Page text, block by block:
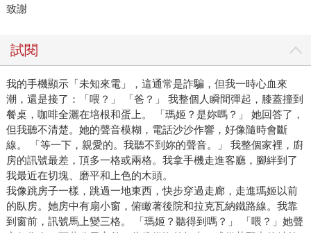
致謝
試閱
我的手機顯示「未知來電」，這通常是詐騙，但我一時心血來
潮，還是接了：「喂？」 「爸？」 我整個人瞬間彈起，膝蓋撞到
餐桌，咖啡全灑在培根和蛋上。 「瑪姬？是妳嗎？」 她回答了，
但我聽不清楚。她的聲音模糊，電話沙沙作響，好像隨時會斷
線。 「等一下，親愛的。我聽不到妳的聲音。」 我整個家裡，廚
房的訊號最差，頂多一格或兩格。我拿手機走進客廳，腳絆到了
我最近在切塊、磨平和上色的木頭。
我像跳房子一樣，跳過一地東西，快步穿過走廊，走進瑪姬以前
的臥房。她房中有扇小窗，俯瞰著後院和拉克瓦納鐵路線。我靠
到窗前，訊號馬上變三格。 「瑪姬？聽得到嗎？」 「喂？」她聲
音仍像在一百萬公里之外，彷彿從海外打來，或從荒野中偏僻的